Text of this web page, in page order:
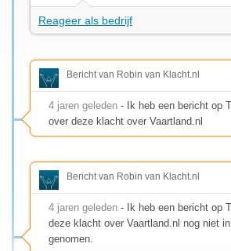
Reageer als bedrijf
Bericht van Robin van Klacht.nl
4 jaren geleden - Ik heb een bericht op
over deze klacht over Vaartland.nl
Bericht van Robin van Klacht.nl
4 jaren geleden - Ik heb een bericht op
deze klacht over Vaartland.nl nog niet
genomen.